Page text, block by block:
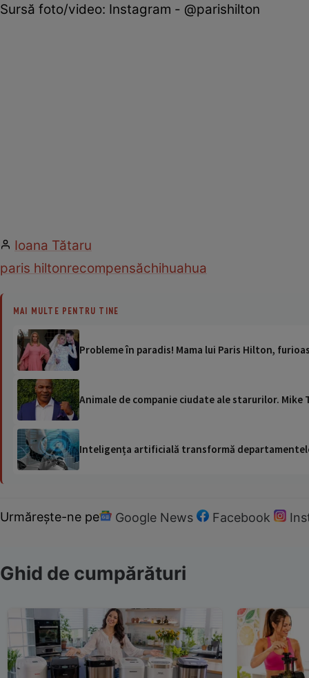
Sursă foto/video: Instagram - @parishilton
Ioana Tătaru
paris hiltonrecompensăchihuahua
MAI MULTE PENTRU TINE
Probleme în paradis! Mama lui Paris Hilton,
Animale de companie ciudate ale starurilor.
Inteligența artificială transformă
Urmărește-ne pe Google News Facebook
Ghid de cumpărături